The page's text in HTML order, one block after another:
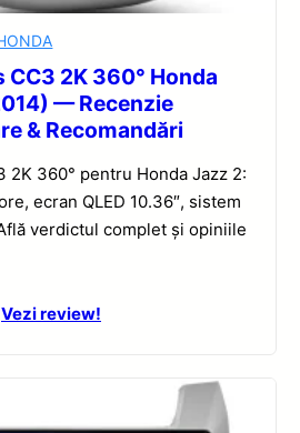
CC3 2K 360° Honda
— Recenzie
& Recomandări
2K 360° pentru Honda Jazz 2:
ecran QLED 10.36″, sistem
verdictul complet și opiniile
Vezi review!